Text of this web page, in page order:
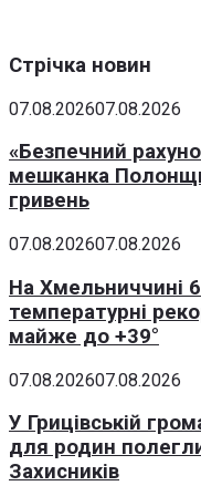
Стрічка новин
07.08.202607.08.2026
«Безпечний
мешканка
гривень
07.08.202607.08.2026
На Хмельниччині
температурні
майже до +39°
07.08.202607.08.2026
У Грицівській
для родин
Захисників